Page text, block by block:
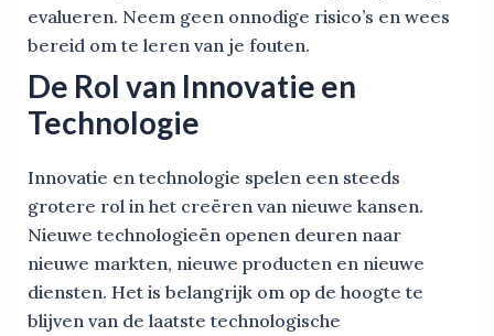
evalueren. Neem geen onnodige risico’s en wees
bereid om te leren van je fouten.
De Rol van Innovatie en
Technologie
Innovatie en technologie spelen een steeds
grotere rol in het creëren van nieuwe kansen.
Nieuwe technologieën openen deuren naar
nieuwe markten, nieuwe producten en nieuwe
diensten. Het is belangrijk om op de hoogte te
blijven van de laatste technologische